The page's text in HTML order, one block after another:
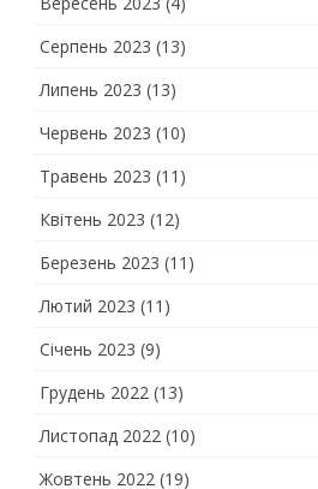
Серпень 2023 (13)
Липень 2023 (13)
Червень 2023 (10)
Травень 2023 (11)
Квітень 2023 (12)
Березень 2023 (11)
Лютий 2023 (11)
Січень 2023 (9)
Грудень 2022 (13)
Листопад 2022 (10)
Жовтень 2022 (19)